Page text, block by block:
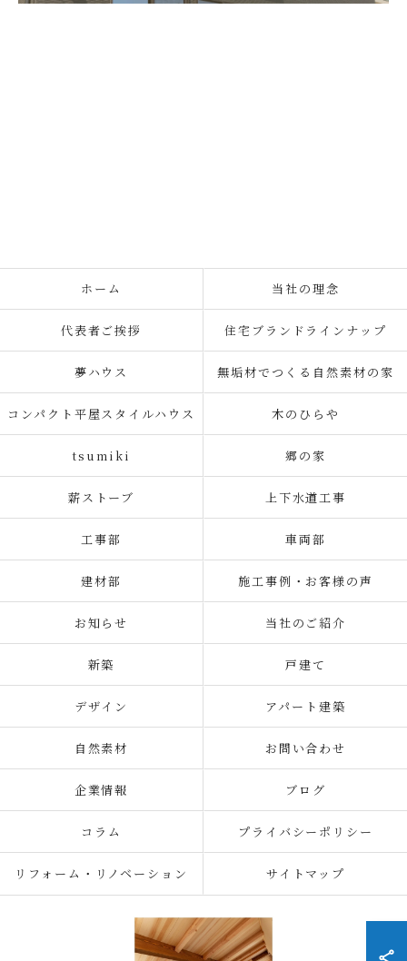
ホーム 当社の理念
代表者ご挨拶 住宅ブランドラインナップ
夢ハウス 無垢材でつくる自然素材の家
コンパクト平屋スタイルハウス 木のひらや
tsumiki 郷の家
薪ストーブ 上下水道工事
工事部 車両部
建材部 施工事例・お客様の声
お知らせ 当社のご紹介
新築 戸建て
デザイン アパート建築
自然素材 お問い合わせ
企業情報 ブログ
コラム プライバシーポリシー
リフォーム・リノベーション サイトマップ